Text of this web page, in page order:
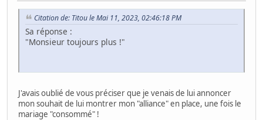
Citation de: Titou le Mai 11, 2023, 02:46:18 PM
Sa réponse :
"Monsieur toujours plus !"
J'avais oublié de vous préciser que je venais de lui annoncer
mon souhait de lui montrer mon "alliance" en place, une fois le
mariage "consommé" !